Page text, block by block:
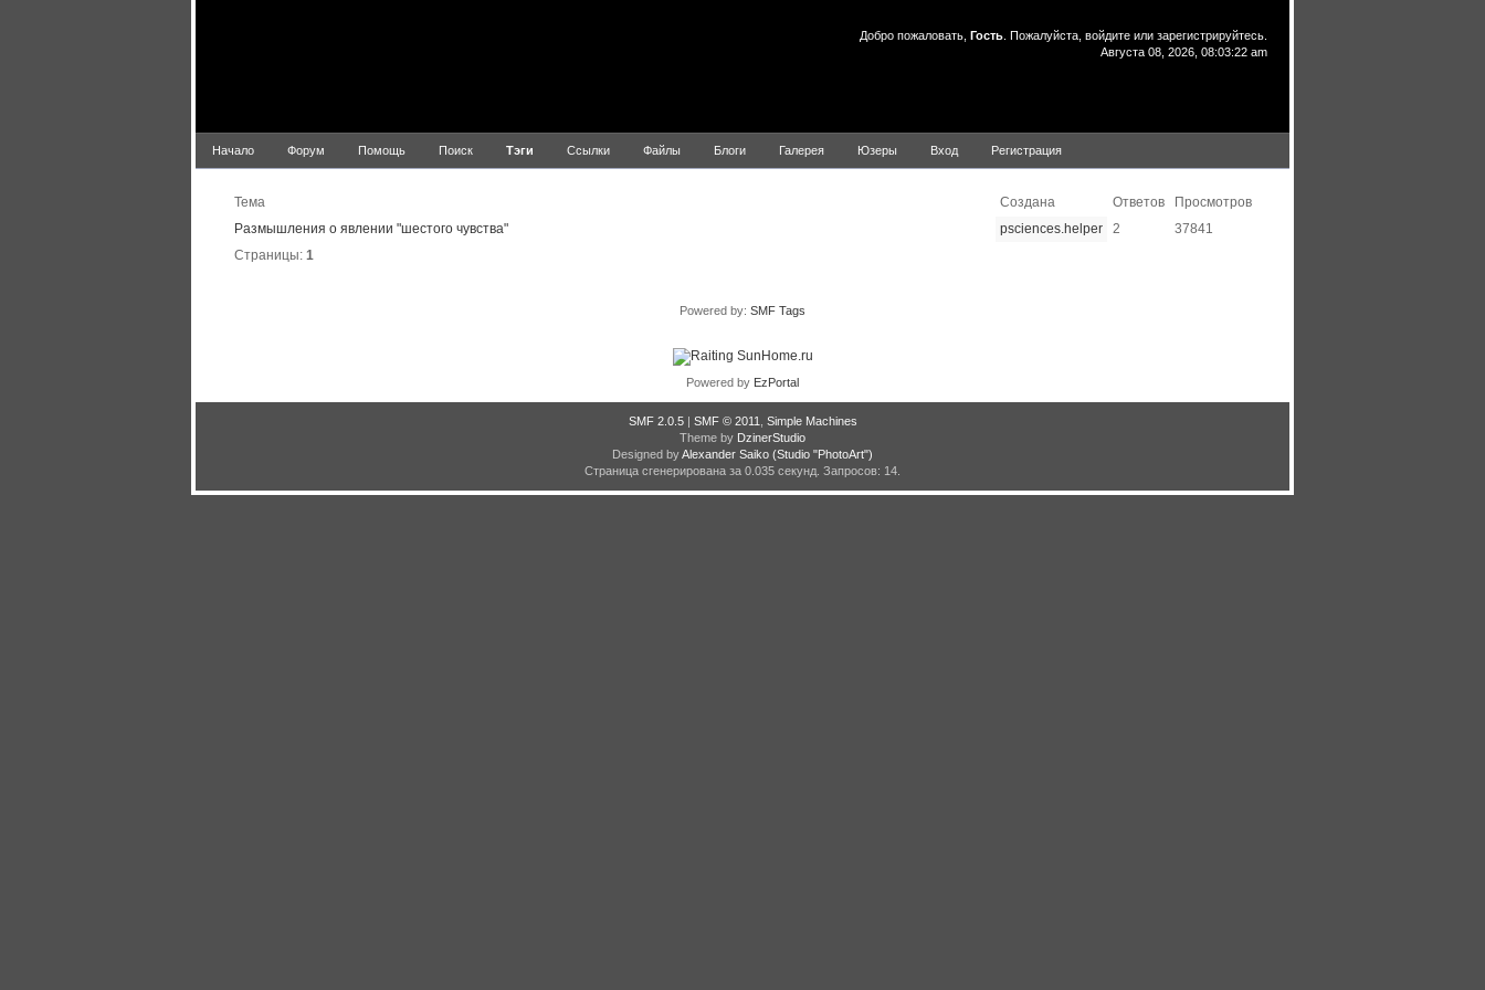
Добро пожаловать, Гость . Пожалуйста, войдите или зарегистрируйтесь
Августа 08, 2026, 08:03:22 am
Начало Форум Помощь Поиск Тэги Ссылки Файлы Блоги Галерея Юзеры Вход Регистрация
Тема
Создана Ответов
Просмотров
Размышления о явлении "шестого чувства"
psciences.helper 2
37841
Страницы: 1
Powered by: SMF Tags
Powered by EzPortal
SMF 2.0.5| SMF © 2011
Simple Machines
Theme by DzinerStudio
Designed byAlexander Saiko (Studio "PhotoArt")
Страница сгенерирована за 0.035 секунд. Запросов: 14.